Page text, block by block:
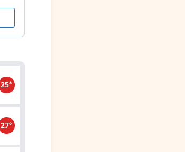
25°
27°